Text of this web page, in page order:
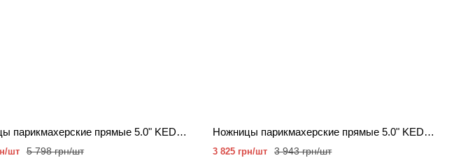
Ножницы парикмахерские прямые 5.0" KEDAKE 19350-72-5
5 798 грн/шт
шт
Ножницы парикмахерские прямые 5.0" KEDAKE 1950-02
3 943 грн/шт
3 825 грн/шт